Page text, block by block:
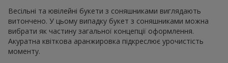
Весільні та ювілейні букети з соняшниками виглядають
витончено. У цьому випадку букет з соняшниками можна
вибрати як частину загальної концепції оформлення.
Акуратна квіткова аранжировка підкреслює урочистість
моменту.